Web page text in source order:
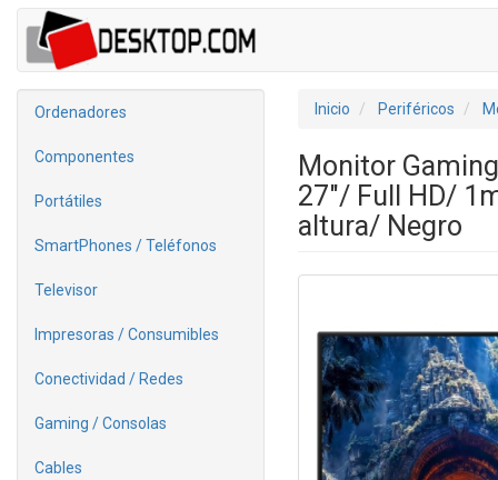
Ordenadores
Componentes
Portátiles
SmartPhones / Teléfonos
Televisor
Impresoras / Consumibles
Conectividad / Redes
Gaming / Consolas
Cables
Inicio Periféricos
Monitor
27"/ Full HD/
altura/ Negro